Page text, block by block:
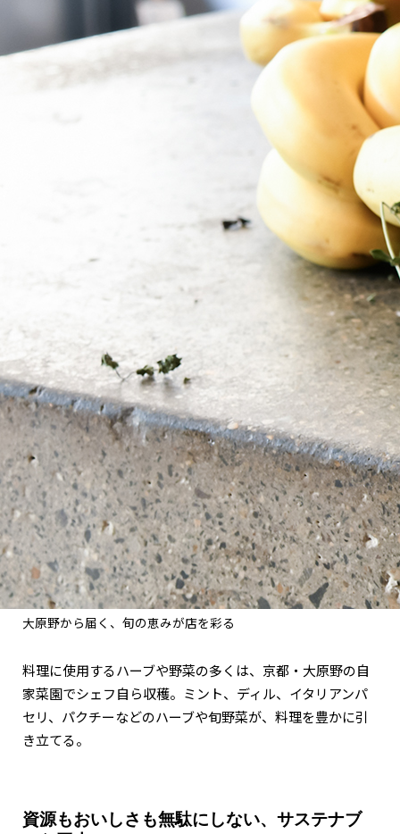
大原野から届く、旬の恵みが店を彩る
料理に使用するハーブや野菜の多くは、京都・大原野の自
家菜園でシェフ自ら収穫。ミント、ディル、イタリアンパ
セリ、パクチーなどのハーブや旬野菜が、料理を豊かに引
き立てる。
資源もおいしさも無駄にしない、サステナブ